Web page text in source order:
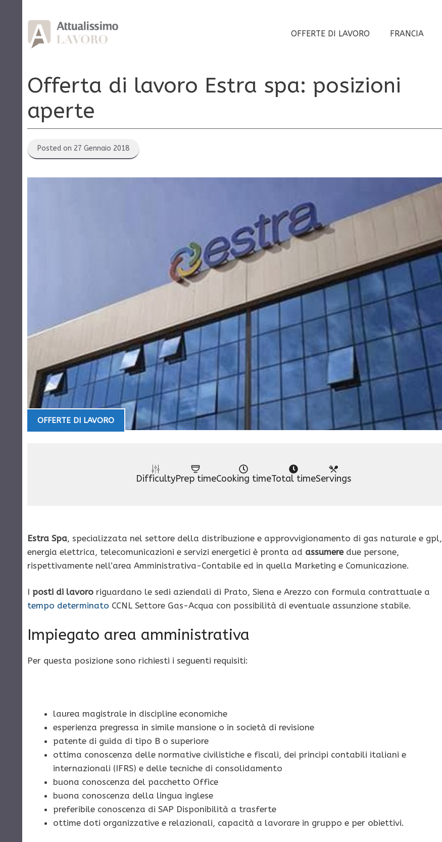
contenuto
OFFERTE DI LAVORO FRANCIA
Offerta di lavoro Estra spa: posizioni
aperte
Posted on 27 Gennaio 2018
OFFERTE DI LAVORO
DifficultyPrep timeCooking timeTotal timeServings
Estra Spa, specializzata nel settore della distribuzione e approvvigionamento di gas naturale e gpl,
energia elettrica, telecomunicazioni e servizi energetici è pronta ad assumeredue persone,
rispettivamente nell’area Amministrativa-Contabile ed in quella Marketing e Comunicazione.
I posti di lavoro riguardano le sedi aziendali di Prato, Siena e Arezzo con formula contrattuale a
tempo determinato CCNL Settore Gas-Acqua con possibilità di eventuale assunzione stabile.
Impiegato area amministrativa
Per questa posizione sono richiesti i seguenti requisiti:
laurea magistrale in discipline economiche
esperienza pregressa in simile mansione o in società di revisione
patente di guida di tipo B o superiore
ottima conoscenza delle normative civilistiche e fiscali, dei principi contabili italiani e
internazionali (IFRS) e delle tecniche di consolidamento
buona conoscenza del pacchetto Office
buona conoscenza della lingua inglese
preferibile conoscenza di SAP Disponibilità a trasferte
ottime doti organizzative e relazionali, capacità a lavorare in gruppo e per obiettivi.